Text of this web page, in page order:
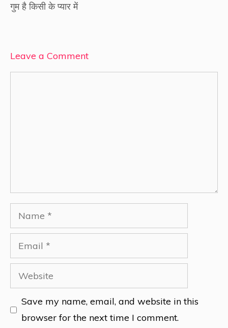
गुम है किसी के प्यार में
Leave a Comment
Name
Email
Website
Save my name, email, and website in this
browser for the next time I comment.